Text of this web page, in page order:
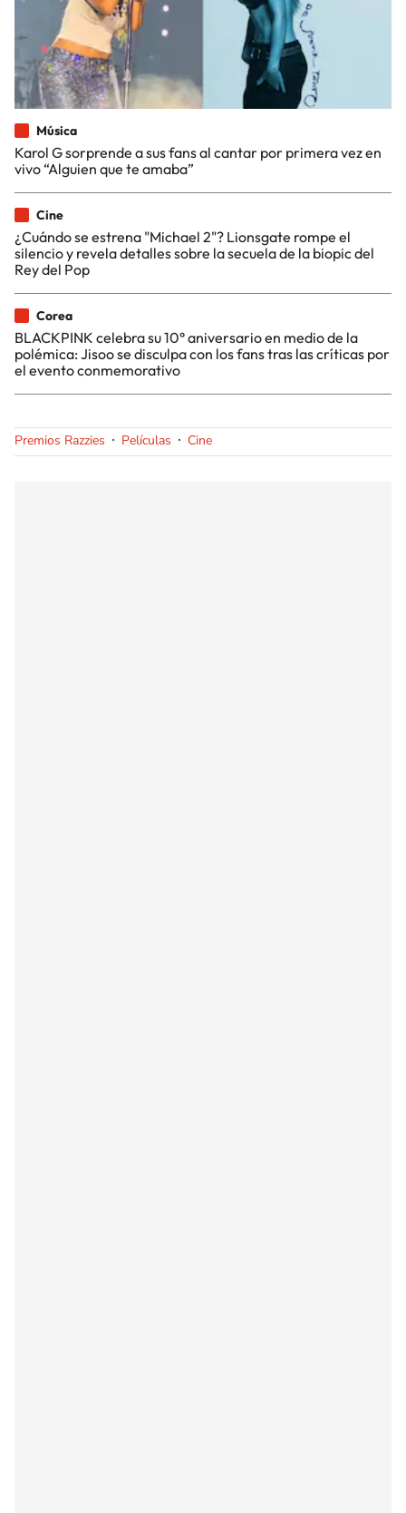
Música
Karol G sorprende a sus fans al cantar por primera vez en
vivo “Alguien que te amaba”
Cine
¿Cuándo se estrena "Michael 2"? Lionsgate rompe el
silencio y revela detalles sobre la secuela de la biopic del
Rey del Pop
Corea
BLACKPINK celebra su 10° aniversario en medio de la
polémica: Jisoo se disculpa con los fans tras las críticas por
el evento conmemorativo
Premios Razzies Películas Cine